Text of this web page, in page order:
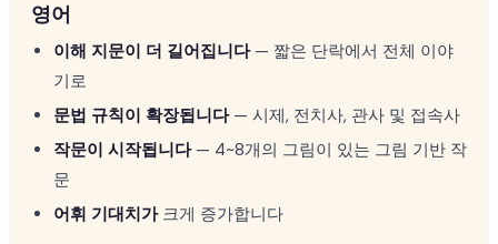
영어
이해 지문이 더 길어집니다— 짧은 단락에서 전체 이야
기로
문법 규칙이 확장됩니다— 시제, 전치사, 관사 및 접속사
작문이 시작됩니다— 4~8개의 그림이 있는 그림 기반 작
문
어휘 기대치가크게 증가합니다